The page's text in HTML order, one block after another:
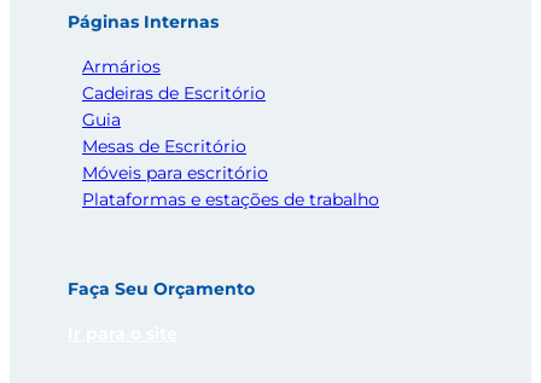
Páginas Internas
Armários
Cadeiras de Escritório
Guia
Mesas de Escritório
Móveis para escritório
Plataformas e estações de trabalho
Faça Seu Orçamento